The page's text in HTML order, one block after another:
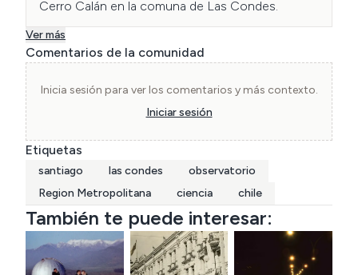
Cerro Calán en la comuna de Las Condes.
Ver más
Comentarios de la comunidad
Inicia sesión para ver los comentarios y más contexto.
Iniciar sesión
Etiquetas
santiago las condes
observatorio
Region Metropolitana
ciencia chile
También te puede interesar: